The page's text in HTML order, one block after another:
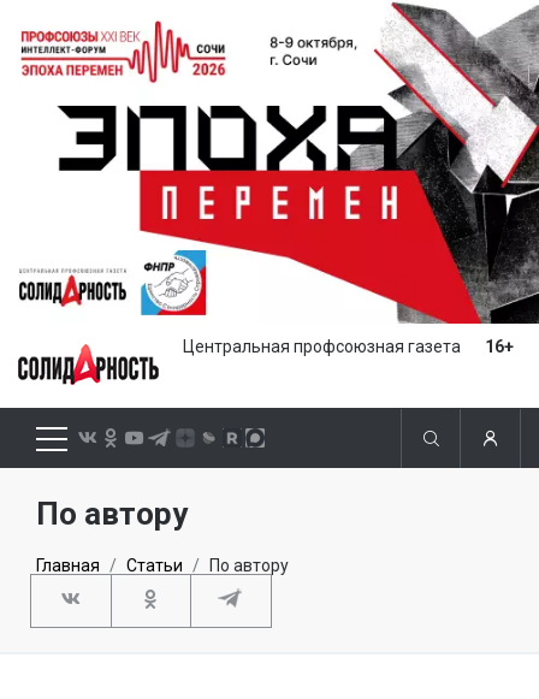
Центральная профсоюзная газета 16+
По автору
Главная Статьи По автору